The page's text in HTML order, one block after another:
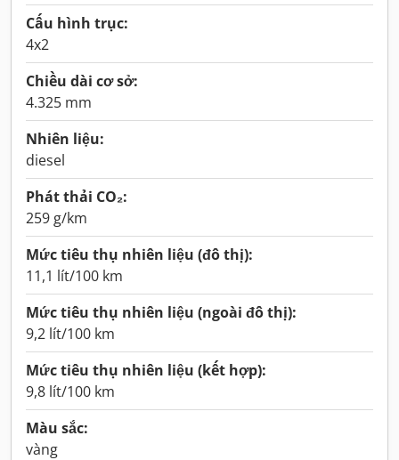
Cấu hình trục:
4x2
Chiều dài cơ sở:
4.325 mm
Nhiên liệu:
diesel
Phát thải CO₂:
259 g/km
Mức tiêu thụ nhiên liệu (đô thị):
11,1 lít/100 km
Mức tiêu thụ nhiên liệu (ngoài đô thị):
9,2 lít/100 km
Mức tiêu thụ nhiên liệu (kết hợp):
9,8 lít/100 km
Màu sắc:
vàng